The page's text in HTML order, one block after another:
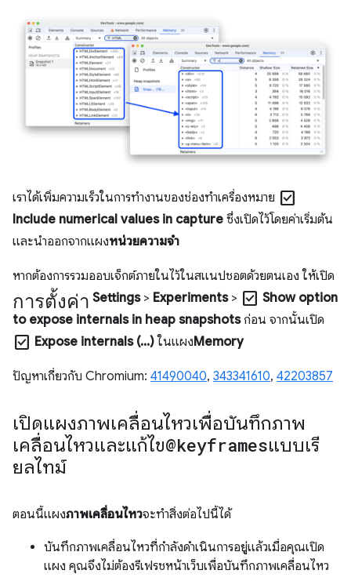
เราได้เพิ่มความเร็วในการทำงานของช่องทำเครื่องหมาย check_box
Include numerical values in capture ซึ่งเปิดไว้โดยค่าเริ่มต้น
และนำออกจากแผงหน่วยความจำ
หากต้องการรวมออบเจ็กต์ภายในไว้ในสแนปชอตด้วยตนเอง ให้เปิด
การตั้งค่า Settings> Experiments> check_box Show option
to expose internals in heap snapshotsก่อน จากนั้นเปิด
check_box Expose internals (...) ในแผงMemory
ปัญหาเกี่ยวกับ Chromium: 41490040, 343341610, 42203857
เปิดแผงภาพเคลื่อนไหวเพื่อบันทึกภาพ
เคลื่อนไหวและแก้ไข@keyframesแบบเรี
ยลไทม์
ตอนนี้แผงภาพเคลื่อนไหวจะทำสิ่งต่อไปนี้ได้
บันทึกภาพเคลื่อนไหวที่กำลังดำเนินการอยู่แล้วเมื่อคุณเปิด
แผง คุณจึงไม่ต้องรีเฟรชหน้าเว็บเพื่อบันทึกภาพเคลื่อนไหว